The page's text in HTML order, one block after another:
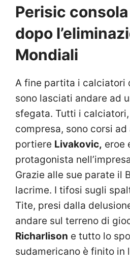
Perisic
dopo
Mondiali
A fine partita i calciatori
sono lasciati andare ad
sfegata. Tutti i
compresa, sono corsi
portiere Livakovic, eroe
protagonista
Grazie alle sue parate il
lacrime. I tifosi sugli
Tite, presi dalla
andare sul terreno di
Richarlison e tutto lo
sudamericano è finito in